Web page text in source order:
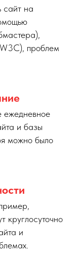
сайт на
проблем
ежедневное
и базы
можно было
круглосуточно
и